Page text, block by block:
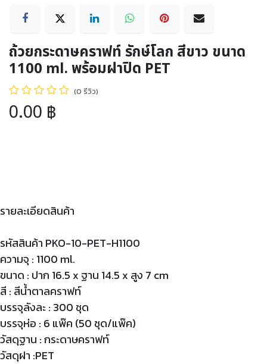
ถ้วยกระดาษคราฟท์ รักษ์โลก สีขาว ขนาด
1100 ml. พร้อมฝาปิด PET
(0 รีวิว)
0.00 ฿
รายละเอียดสินค้า
รหัสสินค้า PKO-10-PET-H1100
ความจุ : 1100 ml.
ขนาด : ปาก 16.5 x ฐาน 14.5 x สูง 7 cm
สี : สีน้ำตาลคราฟท์
บรรจุลังละ : 300 ชุด
บรรจุห่อ : 6 แพ๊ค (50 ชุด/แพ๊ค)
วัสดุฐาน : กระดาษคราฟท์
วัสดุฝา :PET